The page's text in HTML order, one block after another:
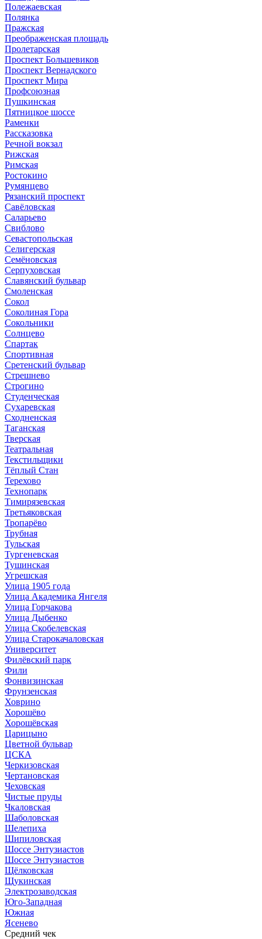
Полежаевская
Полянка
Пражская
Преображенская площадь
Пролетарская
Проспект Большевиков
Проспект Вернадского
Проспект Мира
Профсоюзная
Пушкинская
Пятницкое шоссе
Раменки
Рассказовка
Речной вокзал
Рижская
Римская
Ростокино
Румянцево
Рязанский проспект
Савёловская
Саларьево
Свиблово
Севастопольская
Селигерская
Семёновская
Серпуховская
Славянский бульвар
Смоленская
Сокол
Соколиная Гора
Сокольники
Солнцево
Спартак
Спортивная
Сретенский бульвар
Стрешнево
Строгино
Студенческая
Сухаревская
Сходненская
Таганская
Тверская
Театральная
Текстильщики
Тёплый Стан
Терехово
Технопарк
Тимирязевская
Третьяковская
Тропарёво
Трубная
Тульская
Тургеневская
Тушинская
Угрешская
Улица 1905 года
Улица Академика Янгеля
Улица Горчакова
Улица Дыбенко
Улица Скобелевская
Улица Старокачаловская
Университет
Филёвский парк
Фили
Фонвизинская
Фрунзенская
Ховрино
Хорошёво
Хорошёвская
Царицыно
Цветной бульвар
ЦСКА
Черкизовская
Чертановская
Чеховская
Чистые пруды
Чкаловская
Шаболовская
Шелепиха
Шипиловская
Шоссе Энтузиастов
Шоссе Энтузиастов
Щёлковская
Щукинская
Электрозаводская
Юго-Западная
Южная
Ясенево
Средний чек